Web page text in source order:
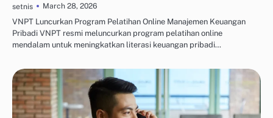
setnis
March 28, 2026
VNPT Luncurkan Program Pelatihan Online Manajemen Keuangan
Pribadi VNPT resmi meluncurkan program pelatihan online
mendalam untuk meningkatkan literasi keuangan pribadi…